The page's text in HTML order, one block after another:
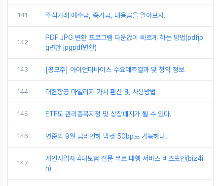
141 주식거래 예수금, 증거금, 대용금을 알아보자.
142
PDF JPG 변환 프로그램 다운없이 빠르게 하는 방법(pdfjp
g변환 jpgpdf변환)
143 [공모주] 아이언디바이스 수요예측결과 및 청약 정보
144 대한항공 마일리지 가치 환산 및 사용방법
145 ETF도 관리종목지정 및 상장폐지가 될 수 있다.
146 연준의 9월 금리인하 빅컷 50bp도 가능하다.
147
개인사업자 4대보험 전문 무료 대행 서비스 비즈포인(biz4i
n)